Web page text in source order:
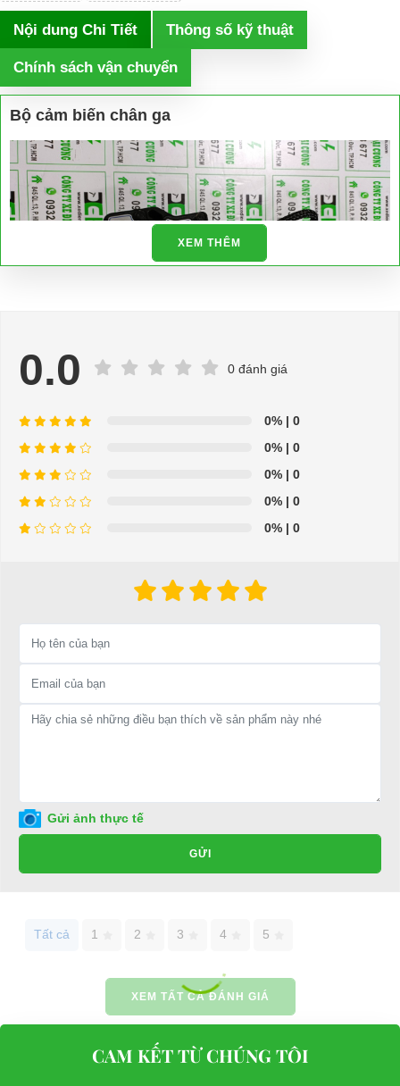
Nội dung Chi Tiết Thông số kỹ thuật
Chính sách vận chuyển
Bộ cảm biến chân ga
Bạn nên chọn mua Xe điện sân golf chất lượng giá
tốt ở đâu?
cho xe hoặc có vấn đề gì cần được hỗ trợ, quý khách vui lòng liên
LIÊN HỆ CÔNG TY:Công ty TNHH TM DV XNK
Địa chỉ: 845 Quốc Lộ 13, Phường Hiệp Bình Phước, Thành phố
Điện thoại: 08 68 100 260 ( Châu ) - 093 211 3677 ( Phú )
Website: phutungxegolf.com
XEM THÊM
0.0 0 đánh giá
0% | 0
0% | 0
0% | 0
0% | 0
0% | 0
Gửi ảnh thực tế
GỬI
Tất cả 1 2 3 4 5
XEM TẤT CẢ ĐÁNH GIÁ
CAM KẾT TỪ CHÚNG TÔI